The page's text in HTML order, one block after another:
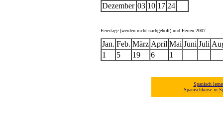
Dezember 03 10 17 24
Feiertage (werden nicht nachgeholt) und Ferien 2007
Jan. Feb. März April Mai Juni Juli
1
5 19 6 1
Spanisch
Spanischkurse in